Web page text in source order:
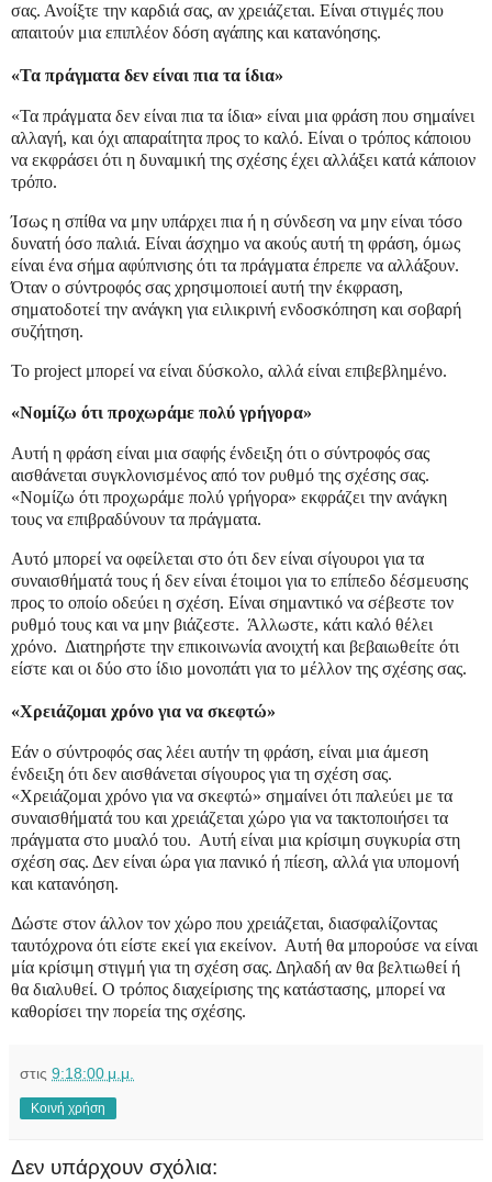
σας. Ανοίξτε την καρδιά σας, αν χρειάζεται. Είναι στιγμές που
απαιτούν μια επιπλέον δόση αγάπης και κατανόησης.
«Τα πράγματα δεν είναι πια τα ίδια»
«Τα πράγματα δεν είναι πια τα ίδια» είναι μια φράση που σημαίνει
αλλαγή, και όχι απαραίτητα προς το καλό. Είναι ο τρόπος κάποιου
να εκφράσει ότι η δυναμική της σχέσης έχει αλλάξει κατά κάποιον
τρόπο.
Ίσως η σπίθα να μην υπάρχει πια ή η σύνδεση να μην είναι τόσο
δυνατή όσο παλιά. Είναι άσχημο να ακούς αυτή τη φράση, όμως
είναι ένα σήμα αφύπνισης ότι τα πράγματα έπρεπε να αλλάξουν.
Όταν ο σύντροφός σας χρησιμοποιεί αυτή την έκφραση,
σηματοδοτεί την ανάγκη για ειλικρινή ενδοσκόπηση και σοβαρή
συζήτηση.
Το project μπορεί να είναι δύσκολο, αλλά είναι επιβεβλημένο.
«Νομίζω ότι προχωράμε πολύ γρήγορα»
Αυτή η φράση είναι μια σαφής ένδειξη ότι ο σύντροφός σας
αισθάνεται συγκλονισμένος από τον ρυθμό της σχέσης σας.
«Νομίζω ότι προχωράμε πολύ γρήγορα» εκφράζει την ανάγκη
τους να επιβραδύνουν τα πράγματα.
Αυτό μπορεί να οφείλεται στο ότι δεν είναι σίγουροι για τα
συναισθήματά τους ή δεν είναι έτοιμοι για το επίπεδο δέσμευσης
προς το οποίο οδεύει η σχέση. Είναι σημαντικό να σέβεστε τον
ρυθμό τους και να μην βιάζεστε. Άλλωστε, κάτι καλό θέλει
χρόνο. Διατηρήστε την επικοινωνία ανοιχτή και βεβαιωθείτε ότι
είστε και οι δύο στο ίδιο μονοπάτι για το μέλλον της σχέσης σας.
«Χρειάζομαι χρόνο για να σκεφτώ»
Εάν ο σύντροφός σας λέει αυτήν τη φράση, είναι μια άμεση
ένδειξη ότι δεν αισθάνεται σίγουρος για τη σχέση σας.
«Χρειάζομαι χρόνο για να σκεφτώ» σημαίνει ότι παλεύει με τα
συναισθήματά του και χρειάζεται χώρο για να τακτοποιήσει τα
πράγματα στο μυαλό του. Αυτή είναι μια κρίσιμη συγκυρία στη
σχέση σας. Δεν είναι ώρα για πανικό ή πίεση, αλλά για υπομονή
και κατανόηση.
Δώστε στον άλλον τον χώρο που χρειάζεται, διασφαλίζοντας
ταυτόχρονα ότι είστε εκεί για εκείνον. Αυτή θα μπορούσε να είναι
μία κρίσιμη στιγμή για τη σχέση σας. Δηλαδή αν θα βελτιωθεί ή
θα διαλυθεί. Ο τρόπος διαχείρισης της κατάστασης, μπορεί να
καθορίσει την πορεία της σχέσης.
στις 9:18:00 μ.μ.
Κοινή χρήση
Δεν υπάρχουν σχόλια: